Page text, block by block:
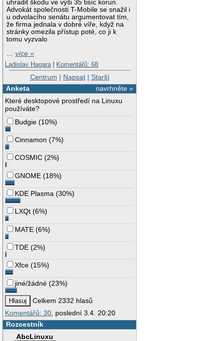
uhradit škodu ve výši 35 tisíc korun.
Advokát společnosti T-Mobile se snažil i
u odvolacího senátu argumentovat tím,
že firma jednala v dobré víře, když na
stránky omezila přístup poté, co ji k
tomu vyzvalo
…více »
Ladislav Hagara | Komentářů: 68
Centrum | Napsat| Starší
navrhněte »
Anketa
Které desktopové prostředí na Linuxu
používáte?
Budgie (10%)
Cinnamon (7%)
COSMIC (2%)
GNOME (18%)
KDE Plasma (30%)
LXQt (6%)
MATE (6%)
TDE (2%)
Xfce (15%)
jiné/žádné (23%)
Celkem 2332 hlasů
Komentářů: 30, poslední 3.4. 20:20
Rozcestník
AbcLinuxu